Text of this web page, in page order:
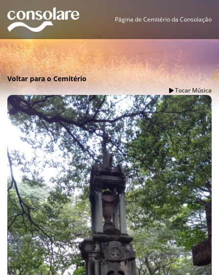
Página de Cemitério da Consolação
Voltar para o Cemitério
Tocar Música